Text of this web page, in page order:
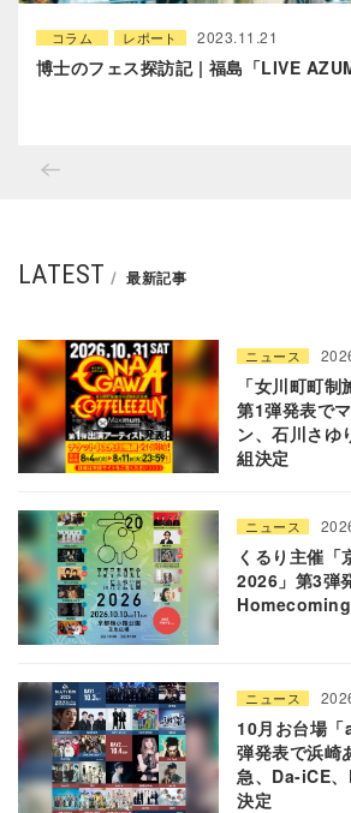
コラム レポート 2023.11.21
博士のフェス探訪記 | 福島「LIVE
LATEST 最新記事
ニュース
「女川町町制
第1弾発表で
ン、石川さゆ
組決定
ニュース
くるり主催「
2026」第3弾
ニュース
10月お台場
弾発表で浜崎
急、Da-iCE
決定